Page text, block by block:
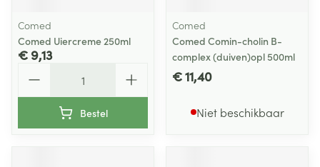
Comed
Comed Uiercreme 250ml
€ 9,13
Bestel
Comed
Comed Comin-cholin B-
complex (duiven)opl 500ml
€ 11,40
Niet beschikbaar